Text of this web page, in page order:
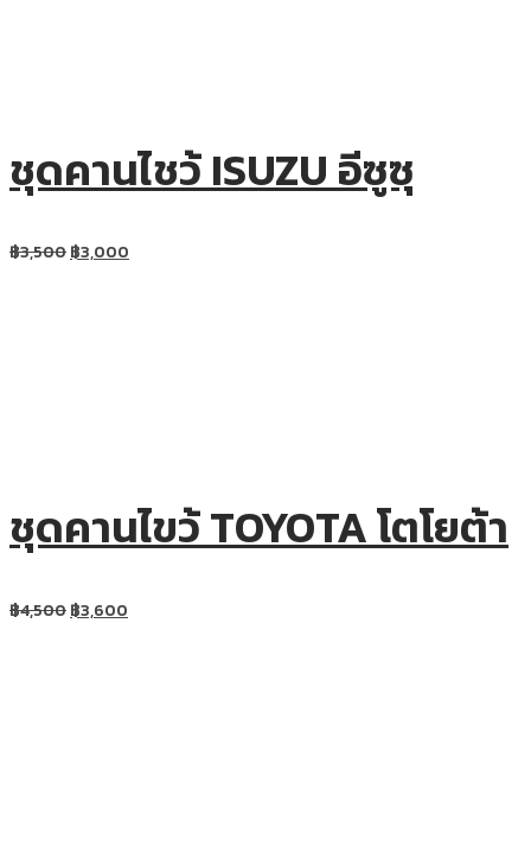
ชุดคานไชว้ ISUZU อีซูซุ
฿3,500฿3,000
ชุดคานไขว้ TOYOTA โตโยต้า
฿4,500฿3,600